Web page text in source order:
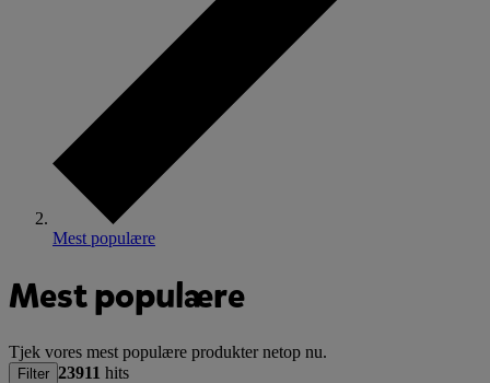
Mest populære
Mest populære
Tjek vores mest populære produkter netop nu.
Filter 23911 hits